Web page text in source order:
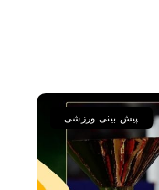
پیش بینی ورزشی